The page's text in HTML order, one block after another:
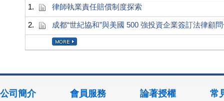
1.
律師執業責任賠償制度探索
2. 成都“世紀協和”與美國 500 強投資企業簽訂法律顧
公司簡介 會員服務 論著授權 常